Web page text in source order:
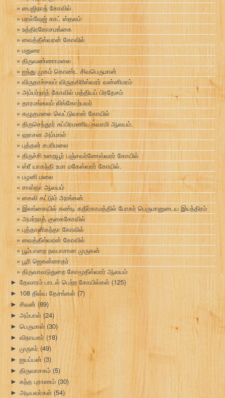
பைஜிநாத் கோவில்
மால்ஷேஜ் காட் ஸ்தலம்
உத்திரகோசமங்கை
வைத்தீஸ்வரன் கோவில்
மதுரை
திருவண்ணாமலை
ஐந்து முகம் கொண்ட சிவபெருமான்
விருதாச்சலம் விருதகிரிஸ்வரர் வன்னிமரம்
அம்பர்நாத் கோவில் மத்தியப் பிரதேசம்
தாரமங்கலம் லிங்கோற்பவர்
கழுகுமலை வெட்டுவான் கோயில்
திருசெந்தூர் சுப்பிரமணிய சுவாமி ஆலயம்.
ஹாசன அம்மாள்
புத்தன் சபரிமலை
திருச்சி உறையூர் பஞ்சவர்ணேஸ்வரர் கோயில்
ஸ்ரீ யாகந்தி உமா மகேஸ்வரர் கோயில்.
பழனி மலை
சாஸ்தா ஆலயம்
கைலி கட்டும் அரங்கன்
இலங்கையில் கண்டி கதிர்காமத்தில் போகர் பெருமானுடைய இயந்திரம்
அமர்நாத் குகைகோவில்
புத்தானிகந்தா கோவில்
வைத்தீஸ்வரன் கோவில்
பூம்பாறை நவபாசான முருகன்
பூரி ஜெகன்னாதர்
திருவாவடுதுறை கோமூதீஸ்வரர் ஆலயம்
► தேவாரம் பாடல் பெற்ற கோயில்கள் (125)
► 108 திவ்ய தேசங்கள் (7)
► சிவன் (89)
► அம்பாள் (24)
► பெருமாள் (30)
► விநாயகர் (18)
► முருகர் (49)
► ஐயப்பன் (3)
► திருவாசகம் (5)
► கந்த புராணம் (30)
► அடியவர்கள் (54)